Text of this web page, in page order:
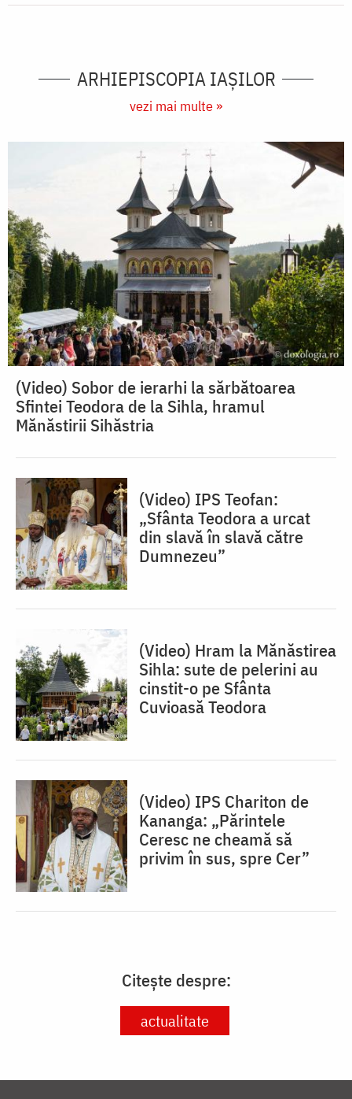
ARHIEPISCOPIA IAŞILOR
vezi mai multe »
(Video) Sobor de ierarhi la sărbătoarea
Sfintei Teodora de la Sihla, hramul
Mănăstirii Sihăstria
(Video) IPS Teofan:
„Sfânta Teodora a urcat
din slavă în slavă către
Dumnezeu”
(Video) Hram la Mănăstirea
Sihla: sute de pelerini au
cinstit-o pe Sfânta
Cuvioasă Teodora
(Video) IPS Chariton de
Kananga: „Părintele
Ceresc ne cheamă să
privim în sus, spre Cer”
Citește despre:
actualitate